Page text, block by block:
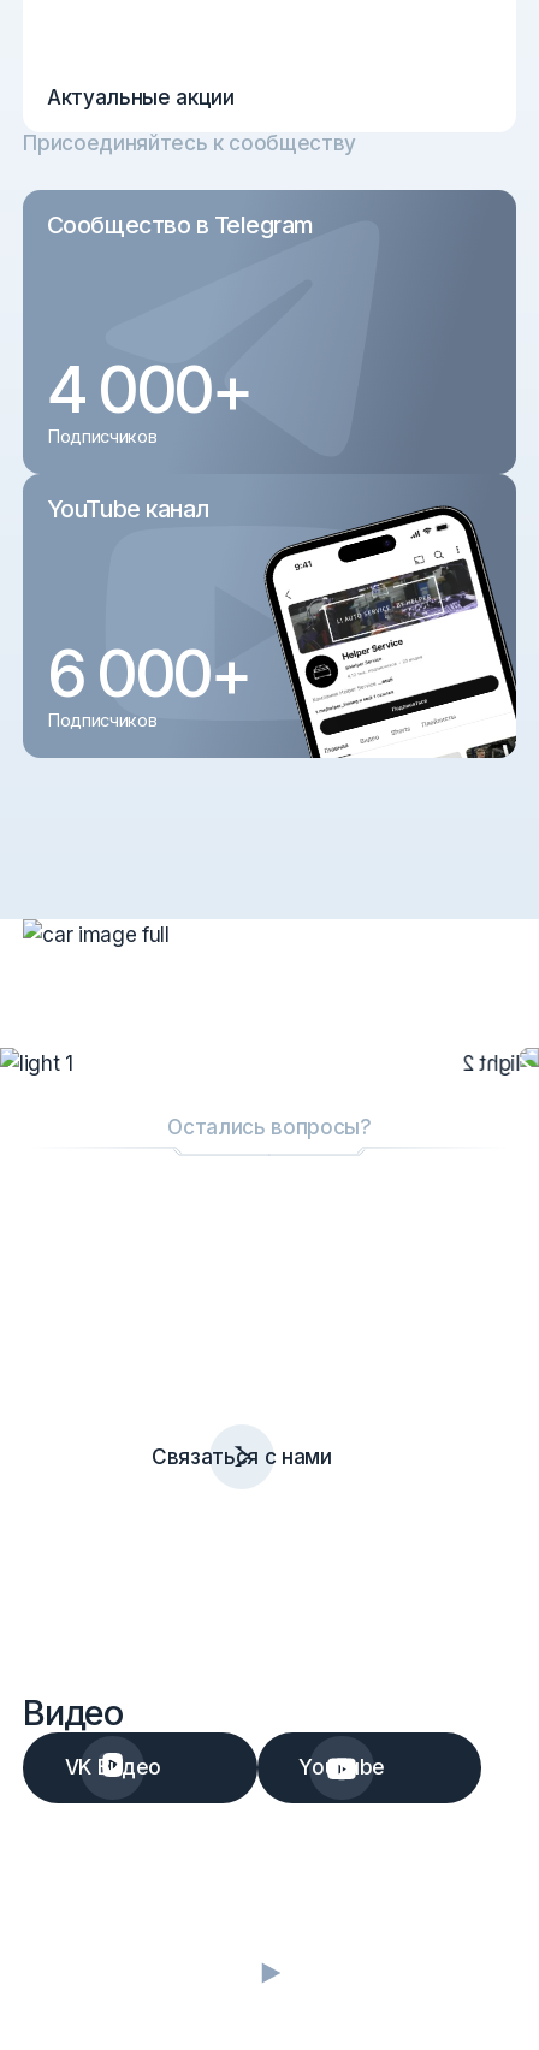
Актуальные акции
Присоединяйтесь к сообществу
Сообщество в Telegram
4 000+
Подписчиков
YouTube канал
6 000+
Подписчиков
Остались вопросы?
Связаться с нами
Видео
VK Видео YouTube